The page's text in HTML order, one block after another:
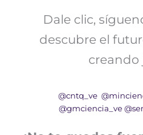
Dale clic,
descubre el
creando
@cntq_ve
@gmciencia_ve